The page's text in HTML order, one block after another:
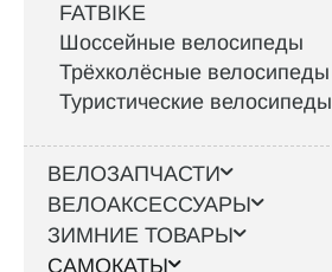
FATBIKE
Шоссейные велосипеды
Трёхколёсные велосипеды
Туристические велосипеды
ВЕЛОЗАПЧАСТИ
ВЕЛОАКСЕССУАРЫ
ЗИМНИЕ ТОВАРЫ
САМОКАТЫ